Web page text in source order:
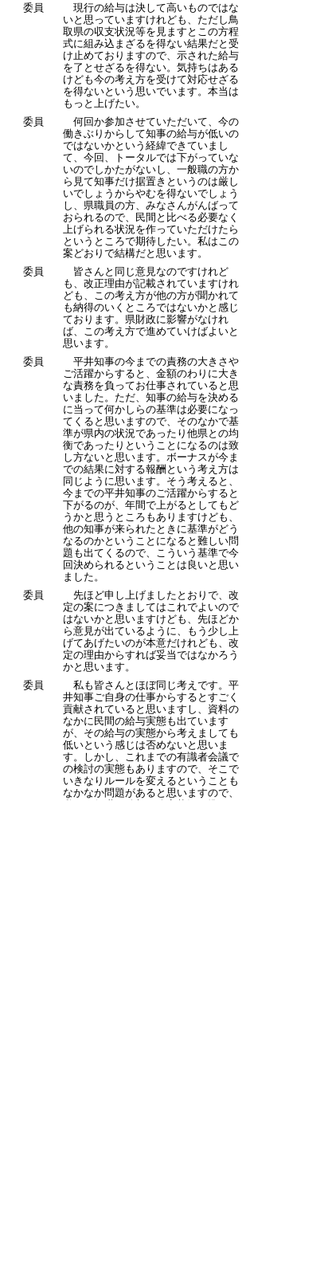
委員
現行の給与は決して高いものではな
いと思っていますけれども、ただし鳥
取県の収支状況等を見ますとこの方程
式に組み込まざるを得ない結果だと受
け止めておりますので、示された給与
を了とせざるを得ない。気持ちはある
けども今の考え方を受けて対応せざる
を得ないという思いでいます。本当は
もっと上げたい。
委員
何回か参加させていただいて、今の
働きぶりからして知事の給与が低いの
ではないかという経緯できていまし
て、今回、トータルでは下がっていな
いのでしかたがないし、一般職の方か
ら見て知事だけ据置きというのは厳し
いでしょうからやむを得ないでしょう
し、県職員の方、みなさんがんばって
おられるので、民間と比べる必要なく
上げられる状況を作っていただけたら
というところで期待したい。私はこの
案どおりで結構だと思います。
委員
皆さんと同じ意見なのですけれど
も、改正理由が記載されていますけれ
ども、この考え方が他の方が聞かれて
も納得のいくところではないかと感じ
ております。県財政に影響がなけれ
ば、この考え方で進めていけばよいと
思います。
委員
平井知事の今までの責務の大きさや
ご活躍からすると、金額のわりに大き
な責務を負ってお仕事されていると思
いました。ただ、知事の給与を決める
に当って何かしらの基準は必要になっ
てくると思いますので、そのなかで基
準が県内の状況であったり他県との均
衡であったりということになるのは致
し方ないと思います。ボーナスが今ま
での結果に対する報酬という考え方は
同じように思います。そう考えると、
今までの平井知事のご活躍からすると
下がるのが、年間で上がるとしてもど
うかと思うところもありますけども、
他の知事が来られたときに基準がどう
なるのかということになると難しい問
題も出てくるので、こういう基準で今
回決められるということは良いと思い
ました。
委員
先ほど申し上げましたとおりで、改
定の案につきましてはこれでよいので
はないかと思いますけども、先ほどか
ら意見が出ているように、もう少し上
げてあげたいのが本意だけれども、改
定の理由からすれば妥当ではなかろう
かと思います。
委員
私も皆さんとほぼ同じ考えです。平
井知事ご自身の仕事からするとすごく
貢献されていると思いますし、資料の
なかに民間の給与実態も出ています
が、その給与の実態から考えましても
低いという感じは否めないと思いま
す。しかし、これまでの有識者会議で
の検討の実態もありますので、そこで
いきなりルールを変えるということも
なかなか問題があると思いますので、
私も一般職の給与の改定状況に準じて